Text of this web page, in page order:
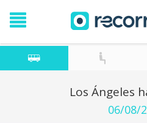
Los Ángeles
06/08/